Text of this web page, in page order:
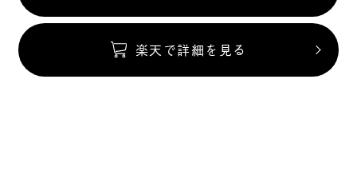
楽天で詳細を見る